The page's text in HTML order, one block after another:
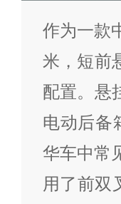
作为一款
米，短前
配置。悬
电动后备
华车中常
用了前双